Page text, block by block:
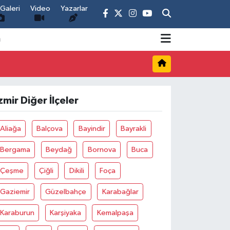
Video Yazarlar
Diğer İlçeler
Aliağa Balçova Bayindir Bayrakli
Bergama Beydağ Bornova Buca
Çeşme Çiğli Dikili Foça
Gaziemir Güzelbahçe Karabağlar
Karaburun Karşiyaka Kemalpaşa